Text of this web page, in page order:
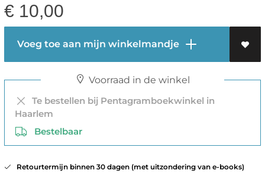
€ 10,00
Voeg toe aan mijn winkelmandje
Voorraad in de winkel
Te bestellen bij Pentagramboekwinkel in
Haarlem
Bestelbaar
Retourtermijn binnen 30 dagen (met uitzondering van e-books)